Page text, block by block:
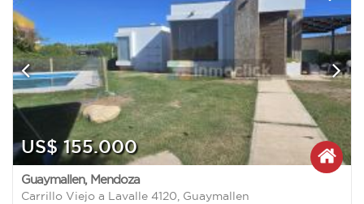
US$ 155.000
Guaymallen, Mendoza
Carrillo Viejo a Lavalle 4120, Guaymallen